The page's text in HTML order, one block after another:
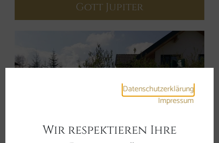
Gott Jupiter
Datenschutzerklärung
Impressum
Wir respektieren Ihre